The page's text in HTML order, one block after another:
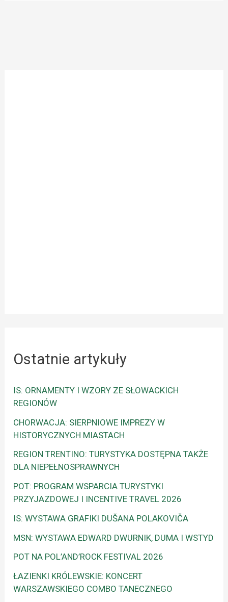
Ostatnie artykuły
IS: ORNAMENTY I WZORY ZE SŁOWACKICH
REGIONÓW
CHORWACJA: SIERPNIOWE IMPREZY W
HISTORYCZNYCH MIASTACH
REGION TRENTINO: TURYSTYKA DOSTĘPNA TAKŻE
DLA NIEPEŁNOSPRAWNYCH
POT: PROGRAM WSPARCIA TURYSTYKI
PRZYJAZDOWEJ I INCENTIVE TRAVEL 2026
IS: WYSTAWA GRAFIKI DUŠANA POLAKOVIČA
MSN: WYSTAWA EDWARD DWURNIK, DUMA I WSTYD
POT NA POL’AND’ROCK FESTIVAL 2026
ŁAZIENKI KRÓLEWSKIE: KONCERT
WARSZAWSKIEGO COMBO TANECZNEGO